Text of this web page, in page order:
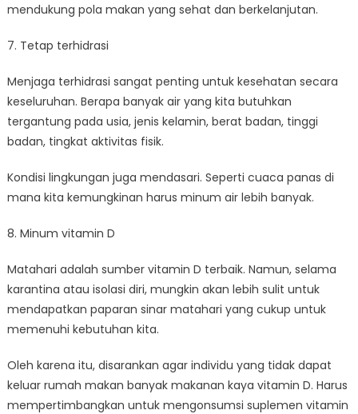
mendukung pola makan yang sehat dan berkelanjutan.
7. Tetap terhidrasi
Menjaga terhidrasi sangat penting untuk kesehatan secara
keseluruhan. Berapa banyak air yang kita butuhkan
tergantung pada usia, jenis kelamin, berat badan, tinggi
badan, tingkat aktivitas fisik.
Kondisi lingkungan juga mendasari. Seperti cuaca panas di
mana kita kemungkinan harus minum air lebih banyak.
8. Minum vitamin D
Matahari adalah sumber vitamin D terbaik. Namun, selama
karantina atau isolasi diri, mungkin akan lebih sulit untuk
mendapatkan paparan sinar matahari yang cukup untuk
memenuhi kebutuhan kita.
Oleh karena itu, disarankan agar individu yang tidak dapat
keluar rumah makan banyak makanan kaya vitamin D. Harus
mempertimbangkan untuk mengonsumsi suplemen vitamin